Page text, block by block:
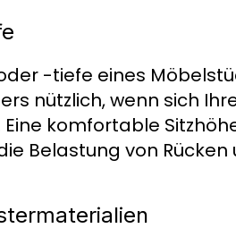
-tiefe eines
nützlich, wenn sich
komfortable
Belastung von Rücken